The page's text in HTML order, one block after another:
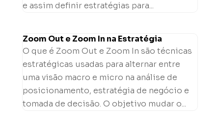
e assim definir estratégias para...
Zoom Out e Zoom In na Estratégia
O que é Zoom Out e Zoom In são técnicas
estratégicas usadas para alternar entre
uma visão macro e micro na análise de
posicionamento, estratégia de negócio e
tomada de decisão. O objetivo mudar o...